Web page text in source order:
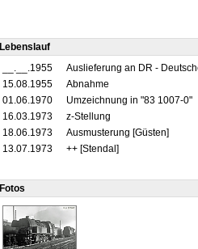
Lebenslauf
__.__.1955
Auslieferung an DR -
15.08.1955
Abnahme
01.06.1970
Umzeichnung in "83 1007-0"
16.03.1973
z-Stellung
18.06.1973
Ausmusterung [Güsten]
13.07.1973
++ [Stendal]
Fotos